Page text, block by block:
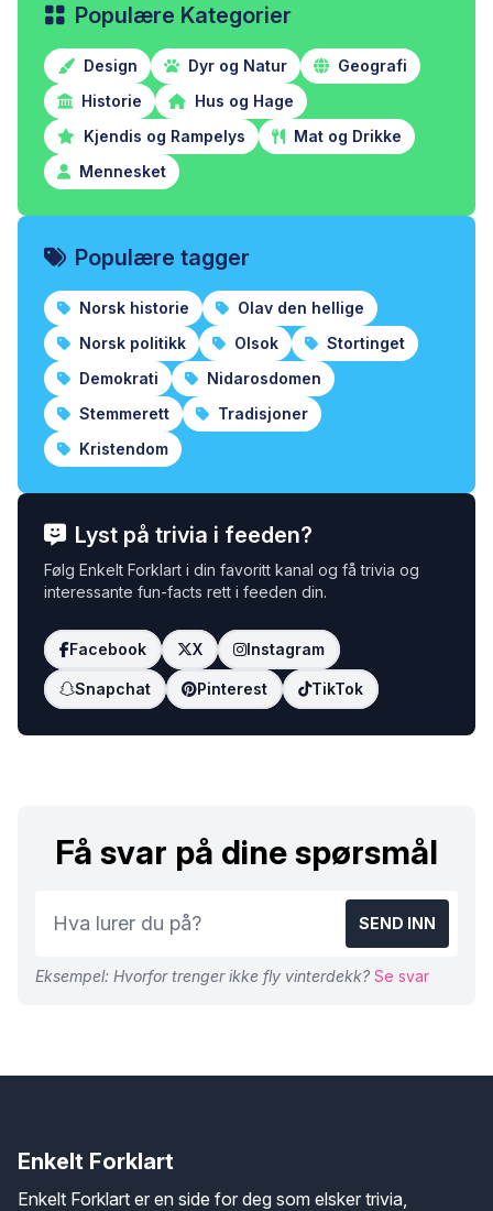
Populære Kategorier
Design Dyr og Natur
Geografi
Historie
Hus og Hage
Kjendis og Rampelys
Mat og Drikke
Mennesket
Populære tagger
Norsk historie
Olav den hellige
Norsk politikk
Olsok
Stortinget
Demokrati
Nidarosdomen
Stemmerett
Tradisjoner
Kristendom
Lyst på trivia i feeden?
Følg Enkelt Forklart i din favoritt kanal og få trivia og
interessante fun-facts rett i feeden din.
Facebook X Instagram
Snapchat Pinterest TikTok
Få svar på dine spørsmål
SEND INN
Eksempel: Hvorfor trenger ikke fly vinterdekk? Se svar
Enkelt Forklart
Enkelt Forklart er en side for deg som elsker trivia,